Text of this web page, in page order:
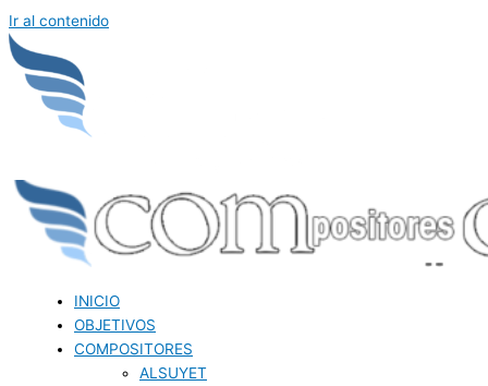
Ir al contenido
INICIO
OBJETIVOS
COMPOSITORES
ALSUYET